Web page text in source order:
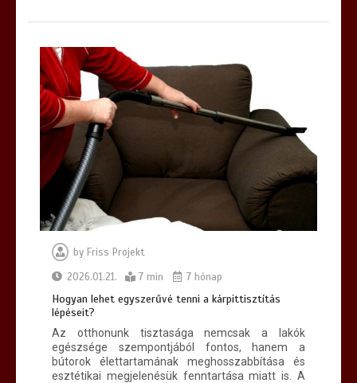
by Friss Projekt
2026.01.21.
7 min 7 hónap
Hogyan lehet egyszerűvé tenni a kárpittisztítás
lépéseit?
Az otthonunk tisztasága nemcsak a lakók
egészsége szempontjából fontos, hanem a
bútorok élettartamának meghosszabbítása és
esztétikai megjelenésük fenntartása miatt is. A